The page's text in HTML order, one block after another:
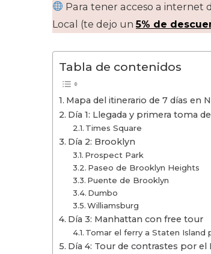
Para tener acceso a internet
Local (te dejo un5% de
Tabla de contenidos
Mapa del itinerario de 7 días en
Día 1: Llegada y primera toma
Times Square
Día 2: Brooklyn
Prospect Park
Paseo de Brooklyn Heights
Puente de Brooklyn
Dumbo
Williamsburg
Día 3: Manhattan con free tour
Tomar el ferry a Staten Island
Día 4: Tour de contrastes por